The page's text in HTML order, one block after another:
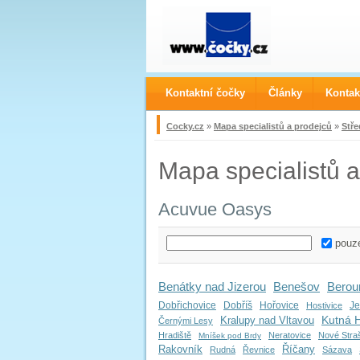
Cocky.cz » Mapa specialistů a prodejců »
Mapa specialistů
Acuvue Oasys
Benátky nad Jizerou Benešov
Dobřichovice
Dobříš Hořovice Hostivice
Černými Lesy
Kralupy nad Vltavou Kutná
Hradiště
Mníšek pod Brdy Neratovice Nové
Rakovník Rudná Řevnice Říčany Sázava
Kontaktní čočky Články